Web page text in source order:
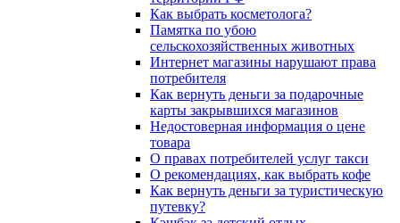
Как выбрать косметолога?
Памятка по убою
сельскохозяйственных животных
Интернет магазины нарушают права
потребителя
Как вернуть деньги за подарочные
карты закрывшихся магазинов
Недостоверная информация о цене
товара
О правах потребителей услуг такси
О рекомендациях, как выбрать кофе
Как вернуть деньги за туристическую
путевку?